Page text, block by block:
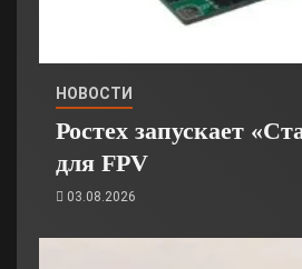
НОВОСТИ
Ростех запускает
для FPV
03.08.2026